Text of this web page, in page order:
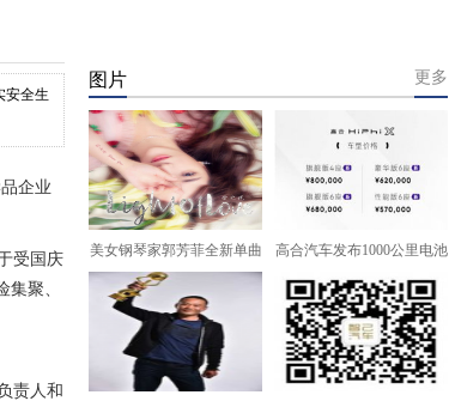
安全生
企业
受国庆
聚、
责人和
图片 更多
美女钢琴家郭芳菲全新单曲 高合汽车发布1000公里电池